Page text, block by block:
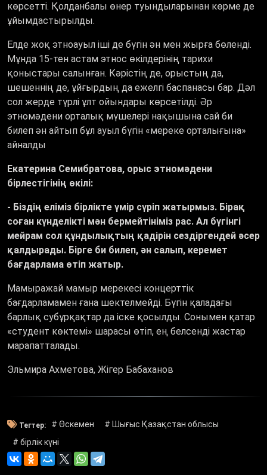
көрсетті. Қолданбалы өнер туындыларынан көрме де
ұйымдастырылды.
Елде жоқ этноауыл іші де бүгін ән мен жырға бөленді.
Мұнда 15-тен астам этнос өкілдерінің тарихи
қоныстары салынған. Кәрістің де, орыстың да,
шешеннің де, ұйғырдың да ежелгі баспанасы бар. Дәл
сол жерде түрлі ұлт ойындары көрсетілді. Әр
этномәдени орталық мүшелері нақышына сай би
билеп ән айтып бұл ауыл бүгін «мереке орталығына»
айналды
Екатерина Семибратова, орыс этномәдени
бірлестігінің өкілі:
- Біздің еліміз бірлікте үмір сүріп жатырмыз. Бірақ
соған күнделікті мән бермейтініміз рас. Ал бүгінгі
мейрам сол құндылықтың қадірін сездіргендей әсер
қалдырады. Бірге би билеп, ән салып, керемет
бағдарлама өтіп жатыр.
Мамыражай мамыр мерекесі концерттік
бағдарламамен ғана шектелмейді. Бүгін қаладағы
барлық субұрқақтар да іске қосылды. Сонымен қатар
«студент көктемі» шарасы өтіп, ең белсенді жастар
марапатталады.
Эльмира Ахметова, Жігер Бабаханов
Тегтер: # Өскемен
# Шығыс Қазақстан облысы
# бірлік күні